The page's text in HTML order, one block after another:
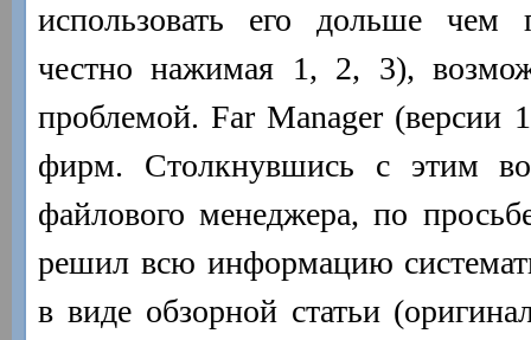
использовать его дольше
честно нажимая 1, 2, 3),
проблемой. Far Manager (версии
фирм. Столкнувшись с этим
файлового менеджера, по
решил всю информацию
в виде обзорной статьи